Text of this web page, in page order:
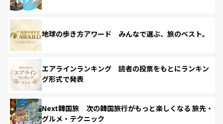
地球の歩き方アワード みんなで選ぶ、旅のベスト。
エアラインランキング 読者の投票をもとにランキン
グ形式で発表
Next韓国旅 次の韓国旅行がもっと楽しくなる 旅先・
グルメ・テクニック